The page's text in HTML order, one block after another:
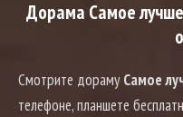
Дорама Самое
Смотрите дорамуСамое
телефоне, планшете